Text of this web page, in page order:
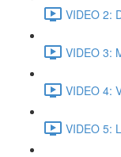
VIDEO 2:
VIDEO 3:
VIDEO 4:
VIDEO 5: